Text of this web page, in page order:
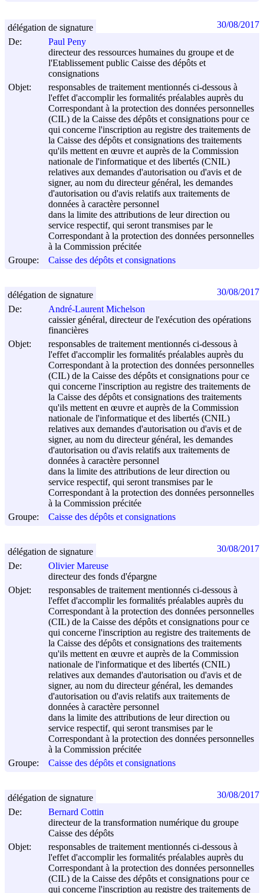
De:
Paul Peny
directeur des ressources humaines du groupe et de
l'Etablissement public Caisse des dépôts et
consignations
Objet:
responsables de traitement mentionnés ci-dessous à
l'effet d'accomplir les formalités préalables auprès du
Correspondant à la protection des données personnelles
(CIL) de la Caisse des dépôts et consignations pour ce
qui concerne l'inscription au registre des traitements de
la Caisse des dépôts et consignations des traitements
qu'ils mettent en œuvre et auprès de la Commission
nationale de l'informatique et des libertés (CNIL)
relatives aux demandes d'autorisation ou d'avis et de
signer, au nom du directeur général, les demandes
d'autorisation ou d'avis relatifs aux traitements de
données à caractère personnel
dans la limite des attributions de leur direction ou
service respectif, qui seront transmises par le
Correspondant à la protection des données personnelles
à la Commission précitée
Groupe:
Caisse des dépôts et consignations
délégation de signature 30/08/2017
De:
André-Laurent Michelson
caissier général, directeur de l'exécution des opérations
financières
Objet:
responsables de traitement mentionnés ci-dessous à
l'effet d'accomplir les formalités préalables auprès du
Correspondant à la protection des données personnelles
(CIL) de la Caisse des dépôts et consignations pour ce
qui concerne l'inscription au registre des traitements de
la Caisse des dépôts et consignations des traitements
qu'ils mettent en œuvre et auprès de la Commission
nationale de l'informatique et des libertés (CNIL)
relatives aux demandes d'autorisation ou d'avis et de
signer, au nom du directeur général, les demandes
d'autorisation ou d'avis relatifs aux traitements de
données à caractère personnel
dans la limite des attributions de leur direction ou
service respectif, qui seront transmises par le
Correspondant à la protection des données personnelles
à la Commission précitée
Groupe:
Caisse des dépôts et consignations
délégation de signature 30/08/2017
De:
Olivier Mareuse
directeur des fonds d'épargne
Objet:
responsables de traitement mentionnés ci-dessous à
l'effet d'accomplir les formalités préalables auprès du
Correspondant à la protection des données personnelles
(CIL) de la Caisse des dépôts et consignations pour ce
qui concerne l'inscription au registre des traitements de
la Caisse des dépôts et consignations des traitements
qu'ils mettent en œuvre et auprès de la Commission
nationale de l'informatique et des libertés (CNIL)
relatives aux demandes d'autorisation ou d'avis et de
signer, au nom du directeur général, les demandes
d'autorisation ou d'avis relatifs aux traitements de
données à caractère personnel
dans la limite des attributions de leur direction ou
service respectif, qui seront transmises par le
Correspondant à la protection des données personnelles
à la Commission précitée
Groupe:
Caisse des dépôts et consignations
délégation de signature 30/08/2017
De:
Bernard Cottin
directeur de la transformation numérique du groupe
Caisse des dépôts
Objet:
responsables de traitement mentionnés ci-dessous à
l'effet d'accomplir les formalités préalables auprès du
Correspondant à la protection des données personnelles
(CIL) de la Caisse des dépôts et consignations pour ce
qui concerne l'inscription au registre des traitements de
délégation de signature 30/08/2017